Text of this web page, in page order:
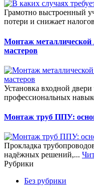
Грамотно выстроенный
потери и снижает
Монтаж металлической
мастеров
Установка входной двери
профессиональных
Монтаж труб ППУ:
Прокладка
надёжных решений,...
Рубрики
Без рубрики